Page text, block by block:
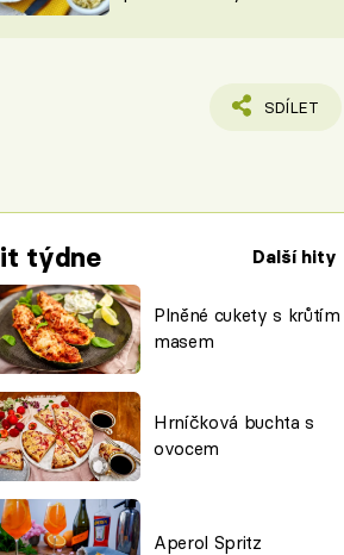
SDÍLET
týdne Další hity
Plněné cukety s krůtím
masem
Hrníčková buchta s
ovocem
Aperol Spritz